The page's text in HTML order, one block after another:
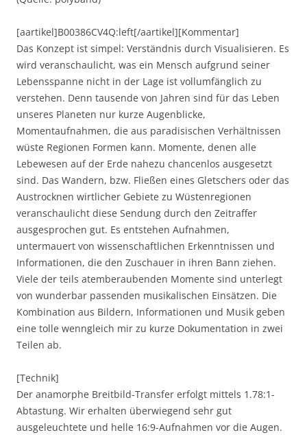
[aartikel]B00386CV4Q:left[/aartikel][Kommentar]
Das Konzept ist simpel: Verständnis durch Visualisieren. Es
wird veranschaulicht, was ein Mensch aufgrund seiner
Lebensspanne nicht in der Lage ist vollumfänglich zu
verstehen. Denn tausende von Jahren sind für das Leben
unseres Planeten nur kurze Augenblicke,
Momentaufnahmen, die aus paradisischen Verhältnissen
wüste Regionen Formen kann. Momente, denen alle
Lebewesen auf der Erde nahezu chancenlos ausgesetzt
sind. Das Wandern, bzw. Fließen eines Gletschers oder das
Austrocknen wirtlicher Gebiete zu Wüstenregionen
veranschaulicht diese Sendung durch den Zeitraffer
ausgesprochen gut. Es entstehen Aufnahmen,
untermauert von wissenschaftlichen Erkenntnissen und
Informationen, die den Zuschauer in ihren Bann ziehen.
Viele der teils atemberaubenden Momente sind unterlegt
von wunderbar passenden musikalischen Einsätzen. Die
Kombination aus Bildern, Informationen und Musik geben
eine tolle wenngleich mir zu kurze Dokumentation in zwei
Teilen ab.
[Technik]
Der anamorphe Breitbild-Transfer erfolgt mittels 1.78:1-
Abtastung. Wir erhalten überwiegend sehr gut
ausgeleuchtete und helle 16:9-Aufnahmen vor die Augen.